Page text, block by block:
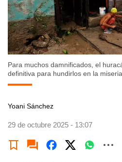
Para muchos damnificados, el
definitiva para hundirlos en la
Yoani Sánchez
29 de octubre 2025 - 13:07